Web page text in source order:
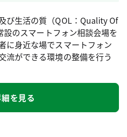
び生活の質（QOL：Quality Of
のスマートフォン相談会場を
に身近な場でスマートフォン
流ができる環境の整備を行う
を見る